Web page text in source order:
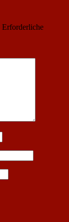
Erforderliche